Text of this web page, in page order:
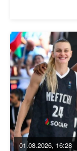
01.08.2026, 16:28